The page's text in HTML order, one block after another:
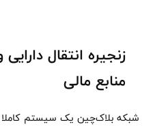
زنجیره انتقال
منابع مالی
شبکه بلاک‌چین یک سیستم